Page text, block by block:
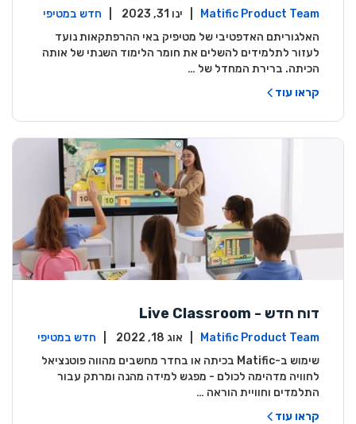
Matific Product Team
חדש במטיפי
האלגוריתם האדפטיבי של מטיפיק באי ההרפתקאות נועד
לעזור לתלמידים להשלים את חומר הלימוד השנתי של אותה
הכיתה. ברירת המחדל של …
קראו עוד
דוח חדש - Live Classroom
Matific Product Team
חדש במטיפי
שימוש ב-Matific בכיתה או בחדר מחשבים מהווה פוטנציאל
לחוויה מדהימה לכולם - מפגש למידה מהנה ומרתק עבור
התלמדים וחוויית הוראה …
קראו עוד